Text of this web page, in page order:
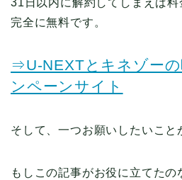
31日以内に解約してしまえば料
完全に無料です。
⇒U-NEXTとキネゾーの
ンペーンサイト
そして、一つお願いしたいこと
もしこの記事がお役に立てたの